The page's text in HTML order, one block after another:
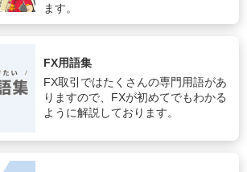
ます。
FX用語集
FX取引ではたくさんの専門用語があ
りますので、FXが初めてでもわかる
ように解説しております。